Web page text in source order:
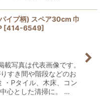
イプ柄) スペア30cm 巾
[414-6549]
載写真は代表画像です。
すき間や階段などのお
・Pタイル、木床、コン
心とした清掃に。 …